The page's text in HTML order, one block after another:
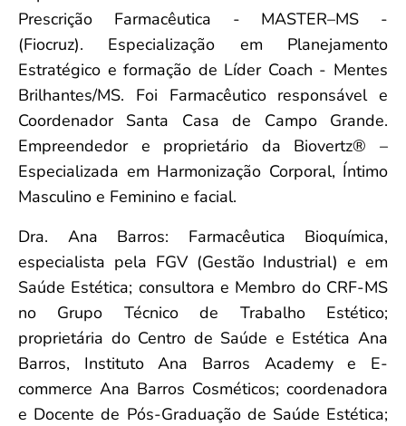
Prescrição Farmacêutica - MASTER–MS -
(Fiocruz). Especialização em Planejamento
Estratégico e formação de Líder Coach - Mentes
Brilhantes/MS. Foi Farmacêutico responsável e
Coordenador Santa Casa de Campo Grande.
Empreendedor e proprietário da Biovertz®️ –
Especializada em Harmonização Corporal, Íntimo
Masculino e Feminino e facial.
Dra. Ana Barros: Farmacêutica Bioquímica,
especialista pela FGV (Gestão Industrial) e em
Saúde Estética; consultora e Membro do CRF-MS
no Grupo Técnico de Trabalho Estético;
proprietária do Centro de Saúde e Estética Ana
Barros, Instituto Ana Barros Academy e E-
commerce Ana Barros Cosméticos; coordenadora
e Docente de Pós-Graduação de Saúde Estética;